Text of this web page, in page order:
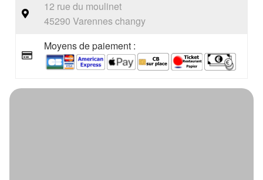
12 rue du moulinet
45290 Varennes changy
Moyens de paiement :